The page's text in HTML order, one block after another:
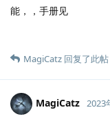
能，，手册见
MagiCatz 回复了此帖
MagiCatz 2023